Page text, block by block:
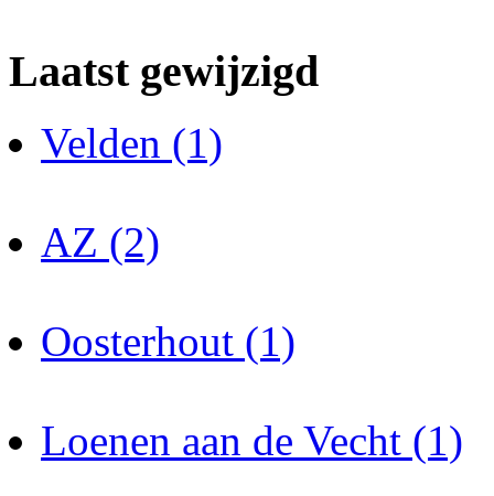
Laatst gewijzigd
Velden (1)
AZ (2)
Oosterhout (1)
Loenen aan de Vecht (1)